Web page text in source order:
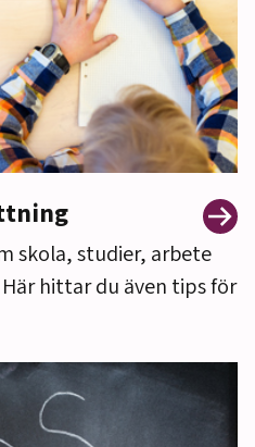
skola, studier, arbete
hittar du även tips för